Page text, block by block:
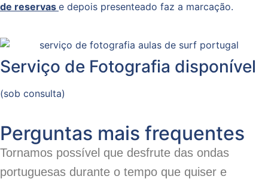
de reservas e depois presenteado faz a marcação.
Serviço de Fotografia disponível
(sob consulta)
Perguntas mais frequentes
Tornamos possível que desfrute das ondas
portuguesas durante o tempo que quiser e